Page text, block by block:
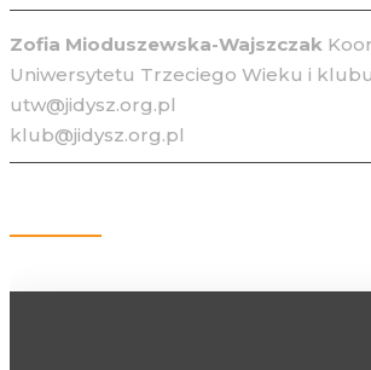
Zofia Mioduszewska-Wajszczak
Uniwersytetu Trzeciego Wieku i
utw@jidysz.org.pl
klub@jidysz.org.pl